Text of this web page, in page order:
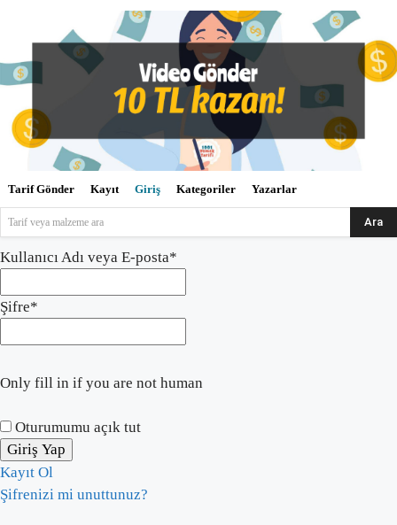
Tarif Gönder Kayıt Giriş Kategoriler Yazarlar
Tarif veya malzeme ara Ara
Kullanıcı Adı veya E-posta*
Şifre*
Only fill in if you are not human
Oturumumu açık tut
Kayıt Ol
Şifrenizi mi unuttunuz?